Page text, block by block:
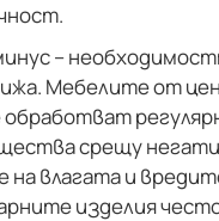
–
Мебелите от
обработват
срещу
на влагата и
изделия